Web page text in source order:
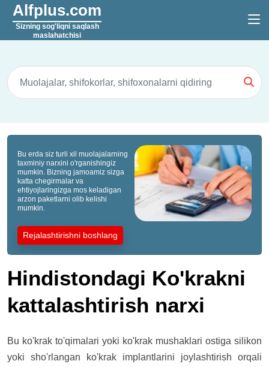
Alfplus.com
Sizning sog'liqni saqlash
maslahatchisi
Bu erda siz turli xil muolajalarning
taxminiy narxini o'rganishingiz
mumkin. Bizning jamoamiz sizga
katta chegirmalar va
ehtiyojlaringizga mos keladigan
arzon paketlarni olib kelishi
mumkin.
Rejalashtirishni boshlang
Hindistondagi Ko'krakni
kattalashtirish narxi
Bu ko'krak to'qimalari yoki ko'krak mushaklari ostiga silikon
yoki sho'rlangan ko'krak implantlarini joylashtirish orqali